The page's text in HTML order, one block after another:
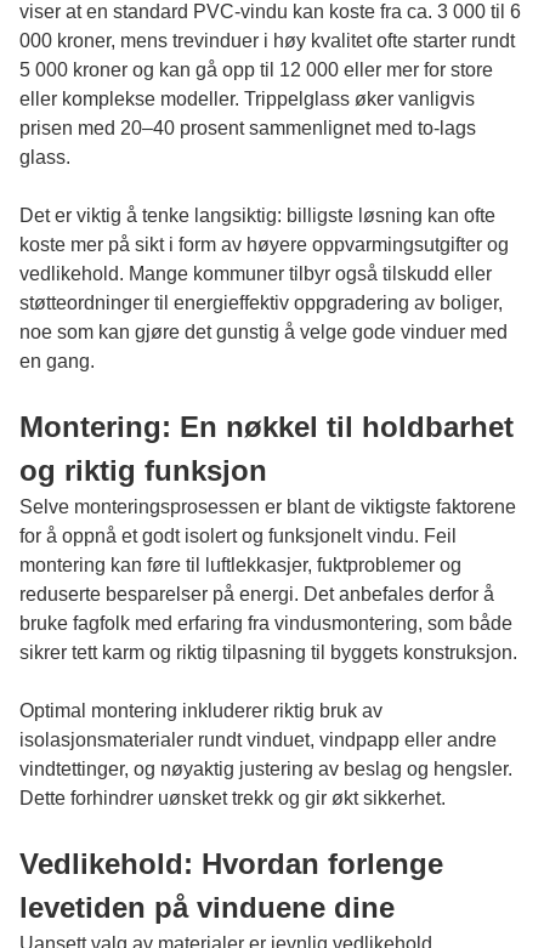
viser at en standard PVC-vindu kan koste fra ca. 3 000 til 6
000 kroner, mens trevinduer i høy kvalitet ofte starter rundt
5 000 kroner og kan gå opp til 12 000 eller mer for store
eller komplekse modeller. Trippelglass øker vanligvis
prisen med 20–40 prosent sammenlignet med to-lags
glass.
Det er viktig å tenke langsiktig: billigste løsning kan ofte
koste mer på sikt i form av høyere oppvarmingsutgifter og
vedlikehold. Mange kommuner tilbyr også tilskudd eller
støtteordninger til energieffektiv oppgradering av boliger,
noe som kan gjøre det gunstig å velge gode vinduer med
en gang.
Montering: En nøkkel til holdbarhet
og riktig funksjon
Selve monteringsprosessen er blant de viktigste faktorene
for å oppnå et godt isolert og funksjonelt vindu. Feil
montering kan føre til luftlekkasjer, fuktproblemer og
reduserte besparelser på energi. Det anbefales derfor å
bruke fagfolk med erfaring fra vindusmontering, som både
sikrer tett karm og riktig tilpasning til byggets konstruksjon.
Optimal montering inkluderer riktig bruk av
isolasjonsmaterialer rundt vinduet, vindpapp eller andre
vindtettinger, og nøyaktig justering av beslag og hengsler.
Dette forhindrer uønsket trekk og gir økt sikkerhet.
Vedlikehold: Hvordan forlenge
levetiden på vinduene dine
Uansett valg av materialer er jevnlig vedlikehold